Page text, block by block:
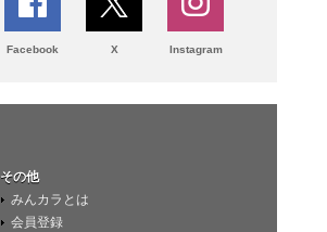
Facebook X Instagram
その他
みんカラとは
会員登録